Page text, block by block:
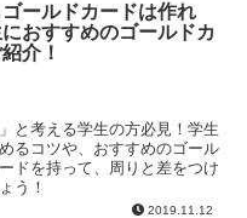
ールドカードは作れ
おすすめのゴールドカ
介！
と考える学生の方必見！学生
るコツや、おすすめのゴール
ドを持って、周りと差をつけ
う！
2019.11.12